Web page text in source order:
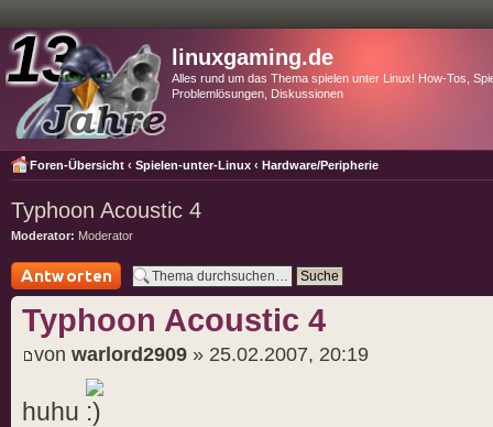
linuxgaming.de
Alles rund um das Thema spielen unter Linux! How-Tos,
Problemlösungen, Diskussionen
Foren-Übersicht ‹ Spielen-unter-Linux ‹ Hardware/Peripherie
Typhoon Acoustic 4
Moderator: Moderator
Antwort schreiben
Typhoon Acoustic 4
von warlord2909 » 25.02.2007, 20:19
huhu